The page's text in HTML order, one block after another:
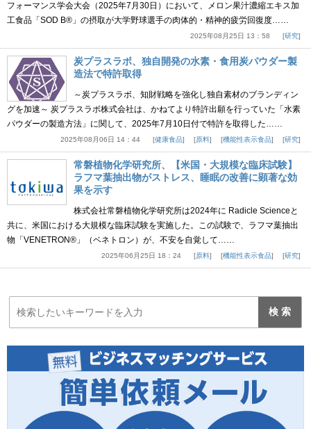
フォーマンス学会大会（2025年7月30日）において、メロン果汁濃縮エキス加
工食品「SOD B®」の摂取が大学野球選手の肉体的・精神的疲労回復度……
2025年08月25日 13：58 研究
炭プラスラボ、独自開発の水素・食用炭パウダー製
造法で特許取得
～炭プラスラボ、知財戦略を強化し独自素材のブランディン
グを加速～ 炭プラスラボ株式会社は、かねてより特許出願を行っていた「水素
パウダーの製造方法」に関して、2025年7月10日付で特許を取得した……
2025年08月06日 14：44 健康食品 原料 機能性表示食品 研究
常磐植物化学研究所、【米国・大規模な臨床試験】
ラフマ葉抽出物がストレス、睡眠の改善に顕著な効
果を示す
株式会社常磐植物化学研究所は2024年に Radicle Scienceと
共に、米国における大規模な臨床試験を実施した。この試験で、ラフマ葉抽出
物「VENETRON®」（ベネトロン）が、不安を自覚して……
2025年06月25日 18：24 原料 機能性表示食品 研究